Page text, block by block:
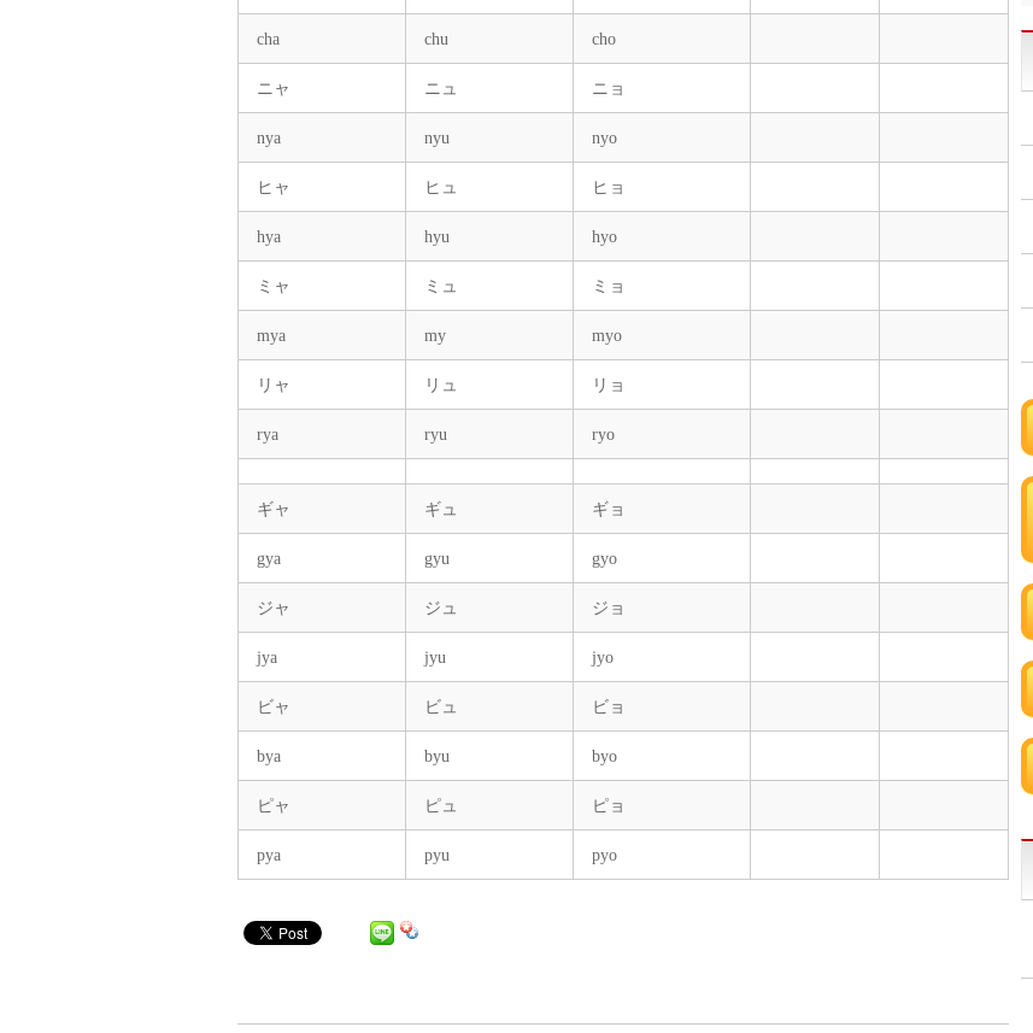
cha chu cho
ニャ ニュ ニョ
nya nyu nyo
ヒャ ヒュ ヒョ
hya hyu hyo
ミャ ミュ ミョ
mya my myo
リャ リュ リョ
rya ryu ryo
ギャ ギュ ギョ
gya gyu gyo
ジャ ジュ ジョ
jya jyu jyo
ビャ ビュ ビョ
bya byu byo
ピャ ピュ ピョ
pya pyu pyo